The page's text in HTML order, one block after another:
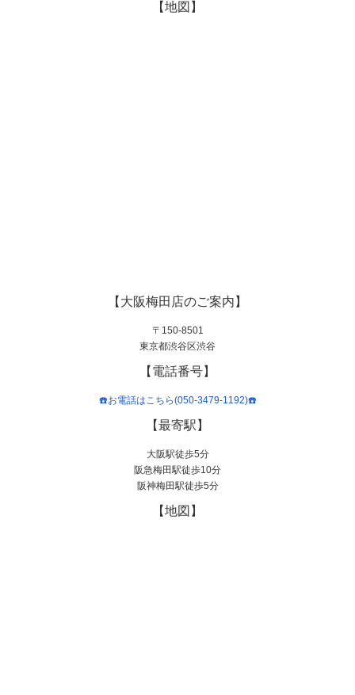
【地図】
【大阪梅田店のご案内】
〒150-8501
東京都渋谷区渋谷
【電話番号】
☎️お電話はこちら(050-3479-1192)☎️
【最寄駅】
大阪駅徒歩5分
阪急梅田駅徒歩10分
阪神梅田駅徒歩5分
【地図】